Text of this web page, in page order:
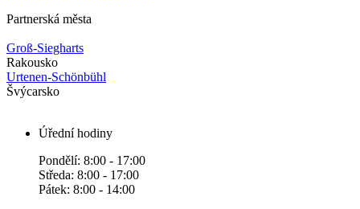
Partnerská města
Groß-Siegharts
Rakousko
Urtenen-Schönbühl
Švýcarsko
Úřední hodiny
Pondělí: 8:00 - 17:00
Středa: 8:00 - 17:00
Pátek: 8:00 - 14:00